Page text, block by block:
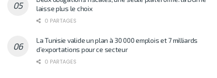
laisse plus le choix
0 PARTAGES
La Tunisie valide un plan à 30 000 emplois et 7 milliards
d’exportations pour ce secteur
0 PARTAGES